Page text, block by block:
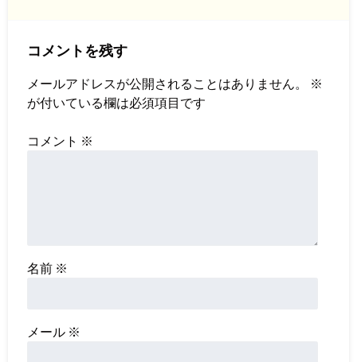
コメントを残す
メールアドレスが公開されることはありません。
※
が付いている欄は必須項目です
コメント ※
名前 ※
メール ※